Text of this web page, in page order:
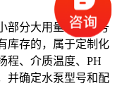
部分大用量常规型号
库存的，属于定制化
程、介质温度、PH
并确定水泵型号和配